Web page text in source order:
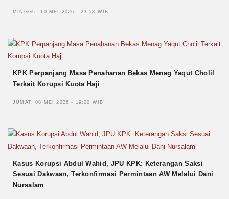
MINGGU, 10 MEI 2026 - 23:58 WIB
KPK Perpanjang Masa Penahanan Bekas Menag Yaqut Cholil
Terkait Korupsi Kuota Haji
JUMAT, 08 MEI 2026 - 19:00 WIB
Kasus Korupsi Abdul Wahid, JPU KPK: Keterangan Saksi
Sesuai Dakwaan, Terkonfirmasi Permintaan AW Melalui Dani
Nursalam